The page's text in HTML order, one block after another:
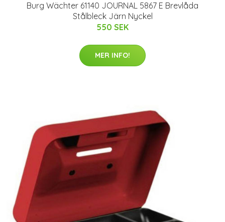
Burg Wächter 61140 JOURNAL 5867 E Brevlåda
Stålbleck Järn Nyckel
550 SEK
MER INFO!